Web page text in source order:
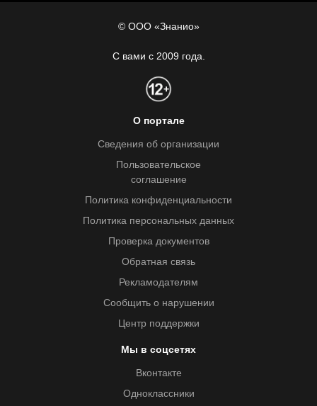
© ООО «Знанио»
С вами с 2009 года.
О портале
Сведения об организации
Пользовательское
соглашение
Политика конфиденциальности
Политика персональных данных
Проверка документов
Обратная связь
Рекламодателям
Сообщить о нарушении
Центр поддержки
Мы в соцсетях
Вконтакте
Одноклассники